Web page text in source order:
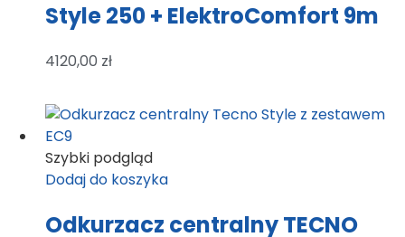
Style 250 + ElektroComfort 9m
4120,00 zł
Szybki podgląd
Dodaj do koszyka
Odkurzacz centralny TECNO